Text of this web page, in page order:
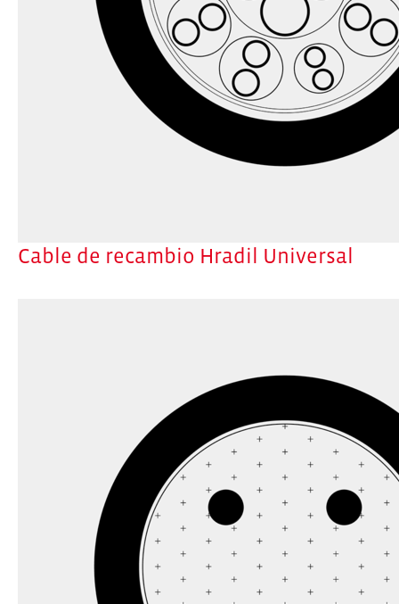
Cable de recambio Hradil Universal